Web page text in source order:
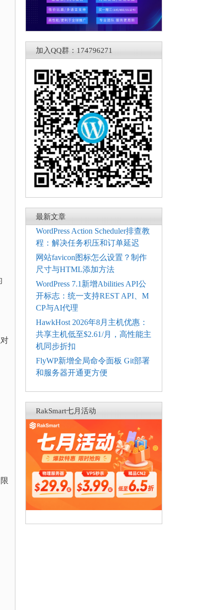
加入QQ群：174796271
最新文章
WordPress Action Scheduler排查教
程：解决任务积压和订单延迟
网站favicon图标怎么设置？制作
尺寸与HTML添加方法
WordPress 7.1新增Abilities API公
开标志：统一支持REST API、M
CP与AI代理
HawkHost 2026年8月主机优惠：
共享主机低至$2.61/月，高性能主
机同步折扣
FlyWP新增全局命令面板 Git部署
和服务器开通更方便
RakSmart七月活动